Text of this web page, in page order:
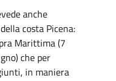
anche
costa Picena:
Marittima (7
che per
in maniera